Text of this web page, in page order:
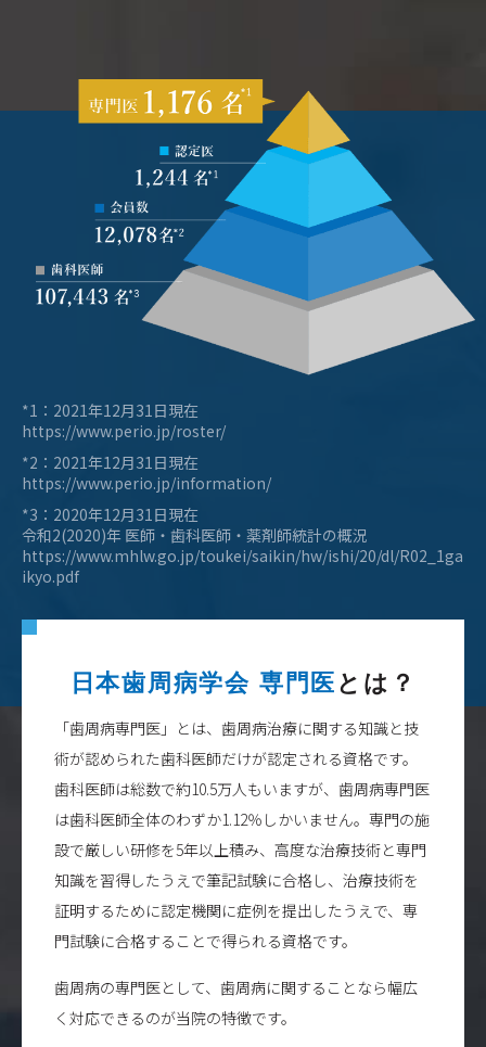
2017/12/19 ３０代からこそ行うべき歯周病予防
多摩市・福嶋歯科医院周辺の禁煙外来
福嶋歯科医院の理念を書にしました！
2017/12/17 ペリソルブ治療って何ですか？
歯周病学会参加のお知らせ
2017/12/15 日本歯周病学会に参加しています！
歯周病の抜歯以外の治療方法はありますか？
歯周病予防に効果的な食べ物はありますか？
2017/05/06 歯周病を治療するためにどうして外科手術がどう
して必要なのか？
2017/05/05 歯周病で失われた組織を再生させる材料
【Gem21s】とは？
あるのか？
2017/05/05 リグロスを使った歯周病治療について
2017/05/04
2017/04/15 歯周病治療でのインプラントのメリット
2017/04/14 歯周病治療の最終段階『歯周補綴』
2017/04/10 遊離歯肉移植術の適応症例
2017/04/10 歯周病になりにくい歯ぐきを作る治療『遊離歯肉
移植術』とは？
2017/04/10 エムドゲインにかかる費用と術後の経過
2017/04/10 歯周組織再生治療で最も多く使われているエムド
ゲインについて
2017/03/31
2017/03/19
歯周外科治療の「種類」と「特徴」
2017/03/11
歯周矯正治療の方法と期間
*1：2021年12月31日現在
https://www.perio.jp/roster/
*2：2021年12月31日現在
https://www.perio.jp/information/
*3：2020年12月31日現在
令和2(2020)年 医師・歯科医師・薬剤師統計の概況
https://www.mhlw.go.jp/toukei/saikin/hw/ishi/20/dl/R02_1ga
ikyo.pdf
日本歯周病学会 専門医 とは？
「歯周病専門医」とは、歯周病治療に関する知識と技
術が認められた歯科医師だけが認定される資格です。
歯科医師は総数で約10.5万人もいますが、歯周病専門医
は歯科医師全体のわずか1.12％しかいません。専門の施
設で厳しい研修を5年以上積み、高度な治療技術と専門
知識を習得したうえで筆記試験に合格し、治療技術を
証明するために認定機関に症例を提出したうえで、専
門試験に合格することで得られる資格です。
歯周病の専門医として、歯周病に関することなら幅広
く対応できるのが当院の特徴です。